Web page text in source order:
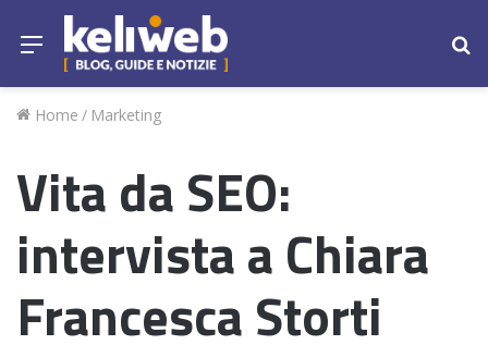
Menu
Home / Marketing
Vita da SEO:
intervista a Chiara
Francesca Storti